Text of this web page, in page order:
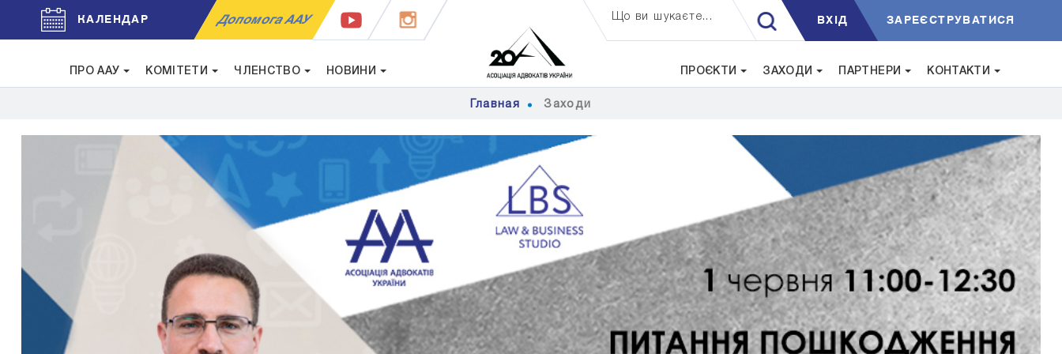
КАЛЕНДАР Допомога ААУ Що ви шукаєте... ВXIД ЗАРЕЄСТРУВАТИСЯ
ПРО ААУ КОМІТЕТИ ЧЛЕНСТВО НОВИНИ ПРОЄКТИ ЗАХОДИ ПАРТНЕРИ КОНТАКТИ
Главная Заходи